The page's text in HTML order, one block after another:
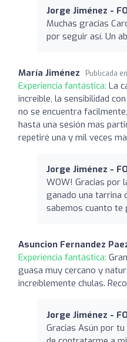
Jorge Jiménez -
Muchas gracias
por seguir así. Un
María Jiménez Publicada en
Experiencia fantástica: La
increible, la sensibilidad
no se encuentra
hasta una sesión mas
repetiré una y mil veces
Jorge Jiménez -
WOW! Gracias por
ganado una tarrina
sabemos cuanto te
Asuncion Fernandez
Experiencia fantástica:
guasa muy cercano y
increíblemente chulas.
Jorge Jiménez -
Gracias Asún por